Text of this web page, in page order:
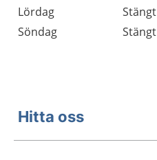
Lördag
Stängt
Söndag
Stängt
Hitta oss